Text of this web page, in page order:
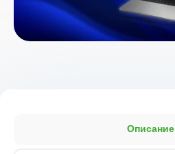
Описание